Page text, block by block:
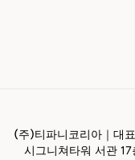
(주)티파니코리아｜대
시그니쳐타워 서관